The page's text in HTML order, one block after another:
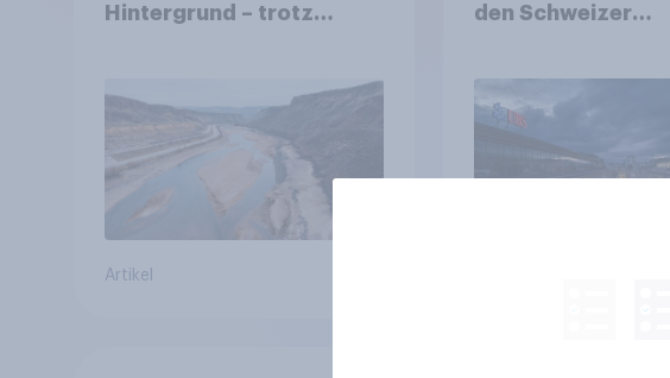
Hintergrund – trotz
Artikel
den Schweizer
Debatte um die
Regulierung von
Grossbanken steht